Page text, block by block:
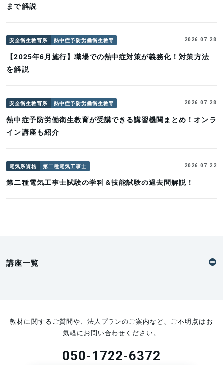
まで解説
安全衛生教育系 熱中症予防労働衛生教育 2026.07.28
【2025年6月施行】職場での熱中症対策が義務化！対策方法
を解説
安全衛生教育系 熱中症予防労働衛生教育 2026.07.28
熱中症予防労働衛生教育が受講できる講習機関まとめ！オンラ
イン講座も紹介
電気系資格 第二種電気工事士 2026.07.22
第二種電気工事士試験の学科＆技能試験の過去問解説！
講座一覧
教材に関するご質問や、法人プランのご案内など、ご不明点はお
気軽にお問い合わせください。
050-1722-6372